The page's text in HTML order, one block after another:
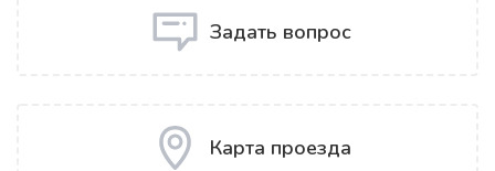
Задать вопрос
Карта проезда